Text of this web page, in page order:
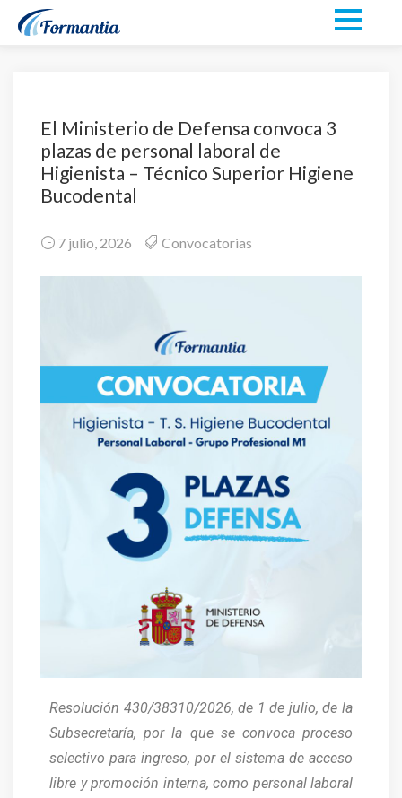
El Ministerio de Defensa convoca 3
plazas de personal laboral de
Higienista – Técnico Superior Higiene
Bucodental
7 julio, 2026 Convocatorias
Resolución 430/38310/2026, de 1 de julio, de la
Subsecretaría, por la que se convoca proceso
selectivo para ingreso, por el sistema de acceso
libre y promoción interna, como personal laboral